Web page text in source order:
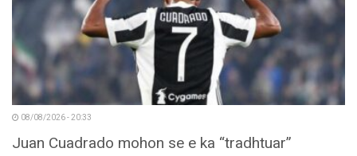
08/08/2026 - 20:33
Juan Cuadrado mohon se e ka “tradhtuar”